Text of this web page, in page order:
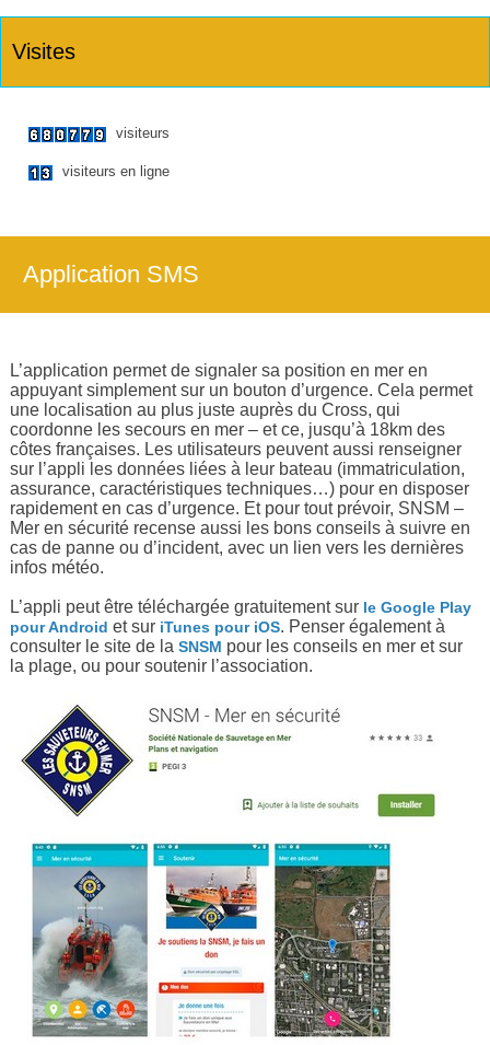
Visites
visiteurs
visiteurs en ligne
Application SMS
L’application permet de signaler sa position en mer en
appuyant simplement sur un bouton d’urgence. Cela permet
une localisation au plus juste auprès du Cross, qui
coordonne les secours en mer – et ce, jusqu’à 18km des
côtes françaises. Les utilisateurs peuvent aussi renseigner
sur l’appli les données liées à leur bateau (immatriculation,
assurance, caractéristiques techniques…) pour en disposer
rapidement en cas d’urgence. Et pour tout prévoir, SNSM –
Mer en sécurité recense aussi les bons conseils à suivre en
cas de panne ou d’incident, avec un lien vers les dernières
infos météo.
L’appli peut être téléchargée gratuitement sur le Google Play
pour Android et sur iTunes pour iOS. Penser également à
consulter le site de laSNSM pour les conseils en mer et sur
la plage, ou pour soutenir l’association.